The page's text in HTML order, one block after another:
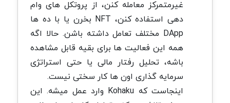
غیرمتمرکز معامله کنن، از پروتکل های وام
دهی استفاده کنن، NFT بخرن یا با ده ها
DApp مختلف تعامل داشته باشن. حالا اگه
همه این فعالیت ها برای بقیه قابل مشاهده
باشه، تحلیل رفتار مالی یا حتی استراتژی
سرمایه گذاری اون ها کار سختی نیست.
اینجاست که Kohaku وارد عمل میشه. این